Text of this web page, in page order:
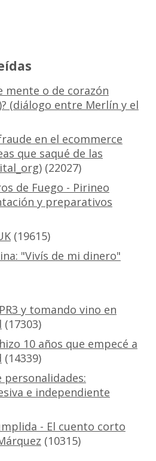
mente o de corazón
(diálogo entre Merlín y el
en el ecommerce
que saqué de las
(22027)
de Fuego - Pirineo
y preparativos
(19615)
"Vivís de mi dinero"
y tomando vino en
(17303)
10 años que empecé a
(14339)
e independiente
- El cuento corto
(10315)